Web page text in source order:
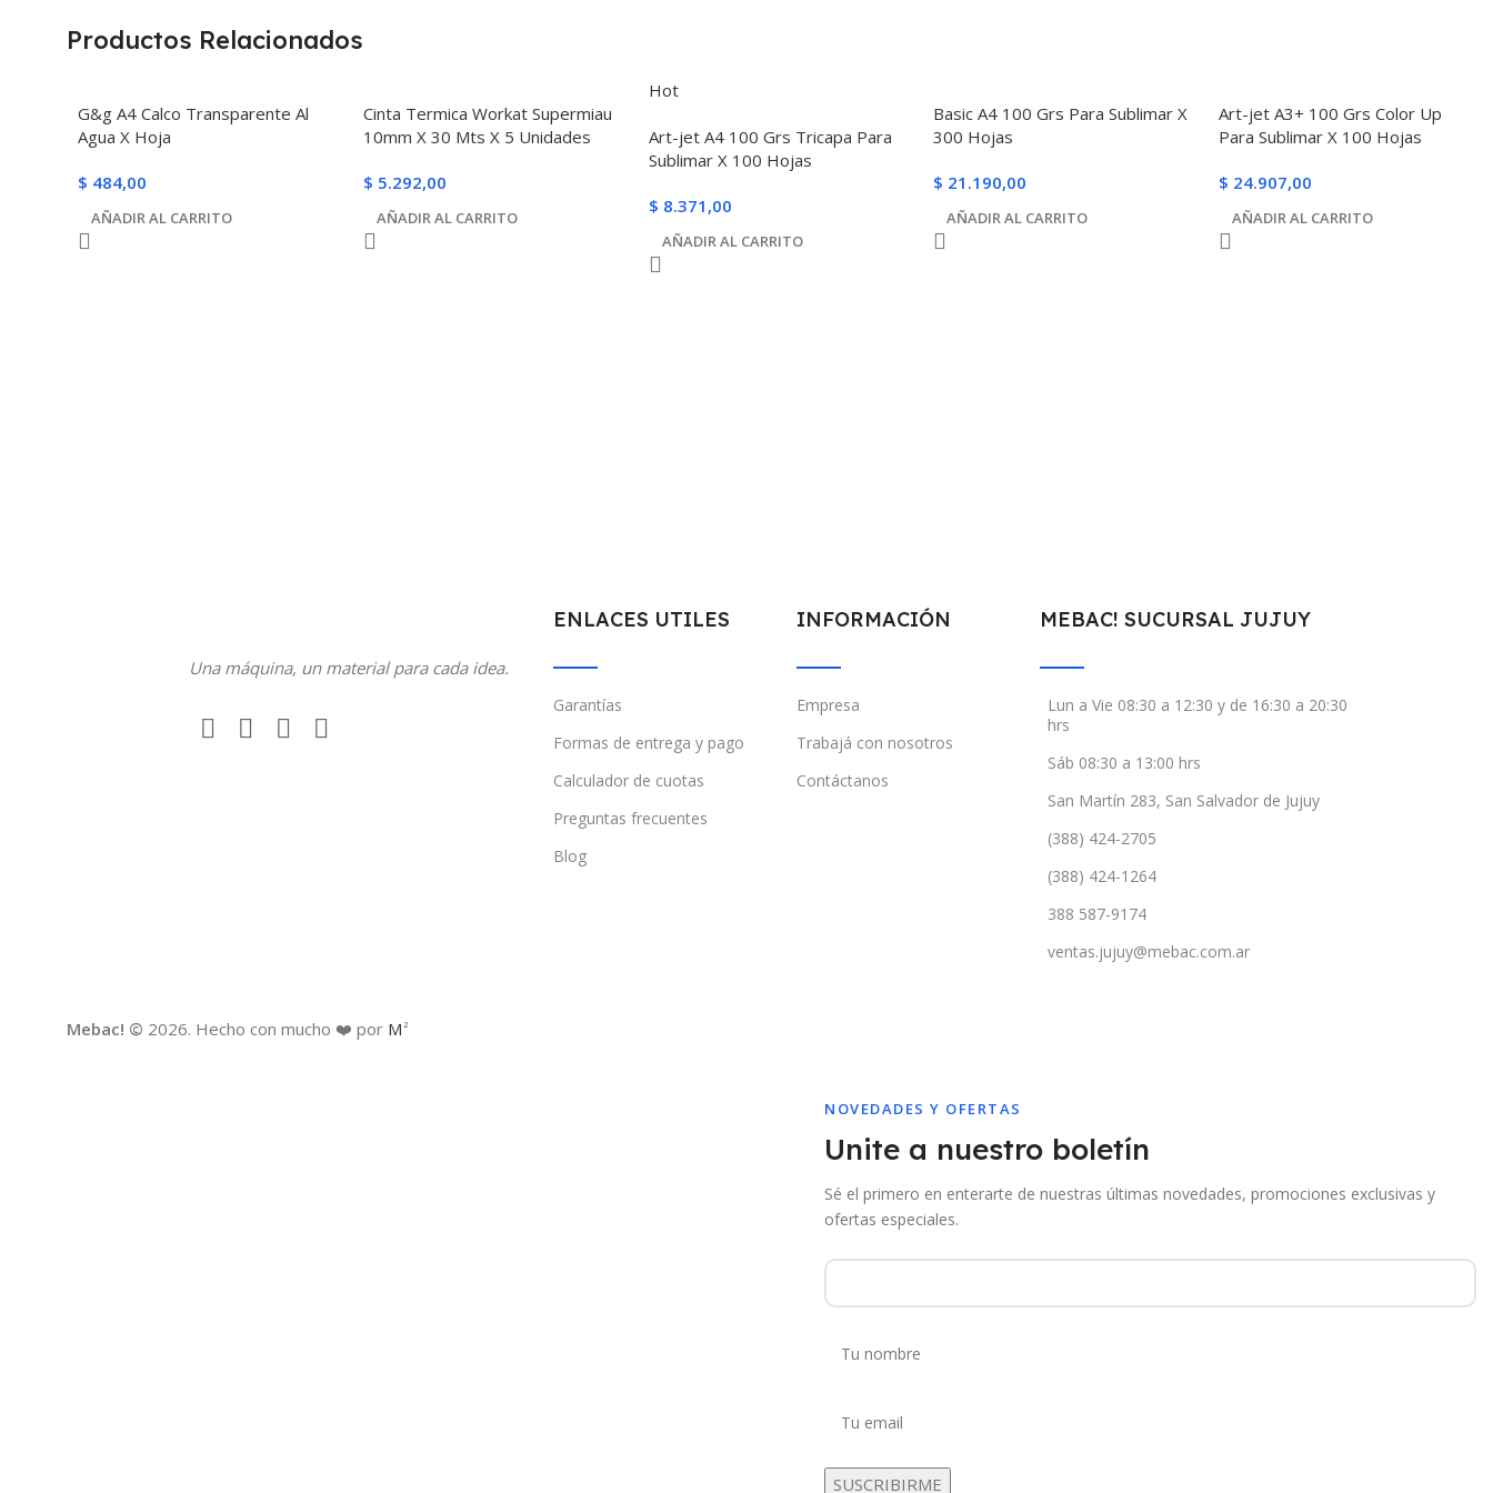
Productos Relacionados
G&g A4 Calco Transparente Al
Agua X Hoja
$ 484,00
AÑADIR AL CARRITO
Cinta Termica Workat Supermiau
10mm X 30 Mts X 5 Unidades
$ 5.292,00
AÑADIR AL CARRITO
Hot
Art-jet A4 100 Grs Tricapa Para
Sublimar X 100 Hojas
$ 8.371,00
AÑADIR AL CARRITO
Basic A4 100 Grs Para Sublimar X
300 Hojas
$ 21.190,00
AÑADIR AL CARRITO
Art-jet A3+ 100 Grs Color Up
Para Sublimar X 100 Hojas
$ 24.907,00
AÑADIR AL CARRITO
Una máquina, un material para cada idea.
ENLACES UTILES
Garantías
Formas de entrega y pago
Calculador de cuotas
Preguntas frecuentes
Blog
INFORMACIÓN
Empresa
Trabajá con nosotros
Contáctanos
MEBAC! SUCURSAL JUJUY
Lun a Vie 08:30 a 12:30 y de 16:30 a 20:30
hrs
Sáb 08:30 a 13:00 hrs
San Martín 283, San Salvador de Jujuy
(388) 424-2705
(388) 424-1264
388 587-9174
ventas.jujuy@mebac.com.ar
Mebac! © 2026. Hecho con mucho ❤️ por M 2
NOVEDADES Y OFERTAS
Unite a nuestro boletín
Sé el primero en enterarte de nuestras últimas novedades, promociones exclusivas y
ofertas especiales.